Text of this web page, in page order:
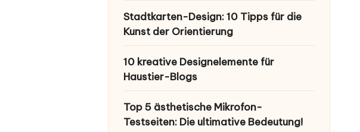
Stadtkarten-Design: 10 Tipps für die
Kunst der Orientierung
10 kreative Designelemente für
Haustier-Blogs
Top 5 ästhetische Mikrofon-
Testseiten: Die ultimative Bedeutung!